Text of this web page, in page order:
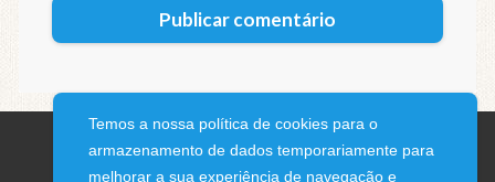
Temos a nossa política de cookies para o
armazenamento de dados temporariamente para
melhorar a sua experiência de navegação e